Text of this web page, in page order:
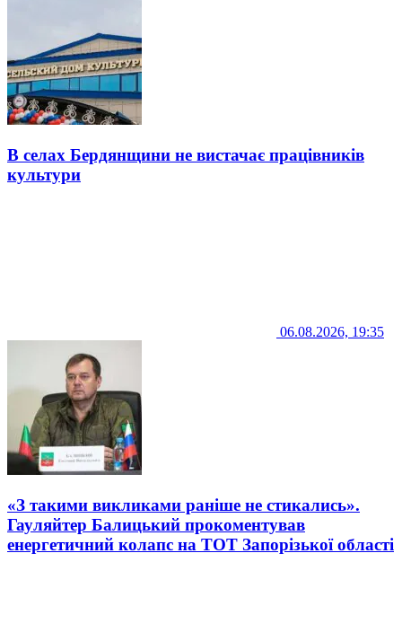
В селах Бердянщини не вистачає працівників
культури
06.08.2026, 19:35
«З такими викликами раніше не стикались».
Гауляйтер Балицький прокоментував
енергетичний колапс на ТОТ Запорізької області